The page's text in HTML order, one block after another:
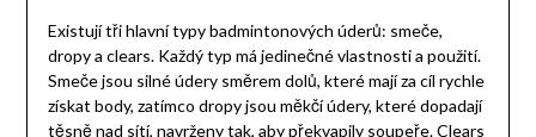
Existují tři hlavní typy badmintonových úderů: smeče,
dropy a clears. Každý typ má jedinečné vlastnosti a použití.
Smeče jsou silné údery směrem dolů, které mají za cíl rychle
získat body, zatímco dropy jsou měkčí údery, které dopadají
těsně nad sítí, navrženy tak, aby překvapily soupeře. Clears